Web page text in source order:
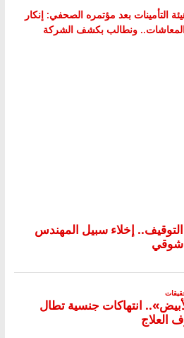
التأمينات بعد مؤتمره الصحفي: إنكار
المعاشات.. ونطالب بكشف الشركة